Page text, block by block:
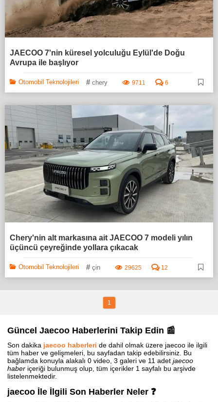
JAECOO 7'nin küresel yolculuğu Eylül'de Doğu
Avrupa ile başlıyor
Otomobil Teknolojileri # chery 9711 6
Chery'nin alt markasına ait JAECOO 7 modeli yılın
üçüncü çeyreğinde yollara çıkacak
Otomobil Teknolojileri # çin 29625 12
1
Güncel Jaecoo Haberlerini Takip Edin 📰
Son dakika jaecoo haberleri de dahil olmak üzere jaecoo ile ilgili
tüm haber ve gelişmeleri, bu sayfadan takip edebilirsiniz. Bu
bağlamda konuyla alakalı 0 video, 3 galeri ve 11 adet jaecoo
haber içeriği bulunmuş olup, tüm içerikler 1 sayfalı bu arşivde
listelenmektedir.
jaecoo İle İlgili Son Haberler Neler ❓